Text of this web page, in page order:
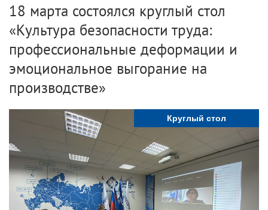
18 марта состоялся круглый стол
«Культура безопасности труда:
профессиональные деформации и
эмоциональное выгорание на
производстве»
Круглый стол